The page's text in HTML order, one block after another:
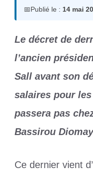
📅Publié le : 14 mai
Le décret de
l’ancien
Sall avant son
salaires pour
passera pas
Bassirou
Ce dernier vient